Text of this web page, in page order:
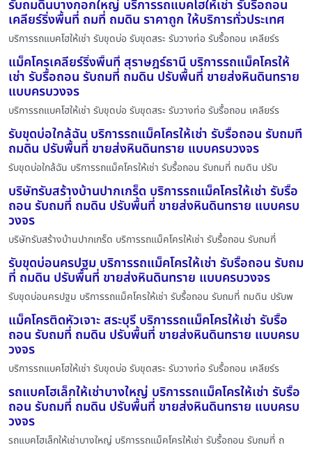
รับถมดินบางกอกใหญ่ บริการรถแบคโฮให้เช่า รับรื้อถอน
เคลียร์ริ่งพื้นที่ ถมที่ ถมดิน ราคาถูก ให้บริการทั่วประเทศ
บริการรถแบคโฮให้เช่า รับขุดบ่อ รับขุดสระ รับวางท่อ รับรื้อถอน เคลียร์ร
แม็คโครเคลียร์ริ่งพื้นที่ สุราษฎร์ธานี บริการรถแม็คโครให้
เช่า รับรื้อถอน รับถมที่ ถมดิน ปรับพื้นที่ ขายส่งหินดินทราย
แบบครบวงจร
บริการรถแบคโฮให้เช่า รับขุดบ่อ รับขุดสระ รับวางท่อ รับรื้อถอน เคลียร์ร
รับขุดบ่อใกล้ฉัน บริการรถแม็คโครให้เช่า รับรื้อถอน รับถมที่
ถมดิน ปรับพื้นที่ ขายส่งหินดินทราย แบบครบวงจร
รับขุดบ่อใกล้ฉัน บริการรถแม็คโครให้เช่า รับรื้อถอน รับถมที่ ถมดิน ปรับ
บริษัทรับสร้างบ้านปากเกร็ด บริการรถแม็คโครให้เช่า รับรื้อ
ถอน รับถมที่ ถมดิน ปรับพื้นที่ ขายส่งหินดินทราย แบบครบ
วงจร
บริษัทรับสร้างบ้านปากเกร็ด บริการรถแม็คโครให้เช่า รับรื้อถอน รับถมที่
รับขุดบ่อนครปฐม บริการรถแม็คโครให้เช่า รับรื้อถอน รับถม
ที่ ถมดิน ปรับพื้นที่ ขายส่งหินดินทราย แบบครบวงจร
รับขุดบ่อนครปฐม บริการรถแม็คโครให้เช่า รับรื้อถอน รับถมที่ ถมดิน ปรับพ
แม็คโครติดหัวเจาะ สระบุรี บริการรถแม็คโครให้เช่า รับรื้อ
ถอน รับถมที่ ถมดิน ปรับพื้นที่ ขายส่งหินดินทราย แบบครบ
วงจร
บริการรถแบคโฮให้เช่า รับขุดบ่อ รับขุดสระ รับวางท่อ รับรื้อถอน เคลียร์ร
รถแบคโฮเล็กให้เช่าบางใหญ่ บริการรถแม็คโครให้เช่า รับรื้อ
ถอน รับถมที่ ถมดิน ปรับพื้นที่ ขายส่งหินดินทราย แบบครบ
วงจร
รถแบคโฮเล็กให้เช่าบางใหญ่ บริการรถแม็คโครให้เช่า รับรื้อถอน รับถมที่ ถ